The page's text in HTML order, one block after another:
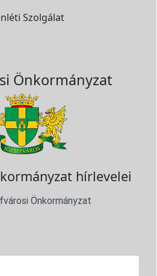
Szolgálat
Önkormányzat
hírlevelei
Önkormányzat